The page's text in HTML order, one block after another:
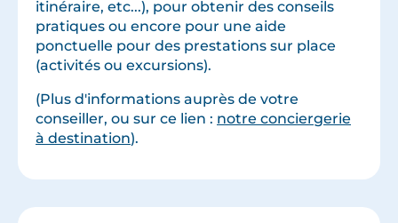
itinéraire, etc...), pour obtenir des conseils
pratiques ou encore pour une aide
ponctuelle pour des prestations sur place
(activités ou excursions).
(Plus d'informations auprès de votre
conseiller, ou sur ce lien : notre conciergerie
à destination).